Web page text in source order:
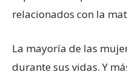
relacionados con la
La mayoría de las
durante sus vidas. Y